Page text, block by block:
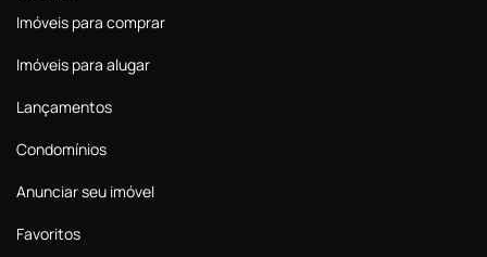
Imóveis para comprar
Imóveis para alugar
Lançamentos
Condomínios
Anunciar seu imóvel
Favoritos